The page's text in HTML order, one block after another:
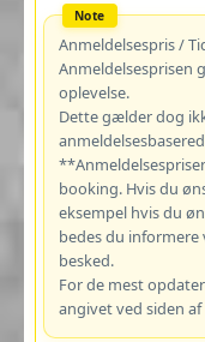
Anmeldelsespris /
Anmeldelsesprisen
oplevelse.
Dette gælder dog
booking. Hvis du
eksempel hvis du
bedes du informere
besked.
For de mest
angivet ved siden